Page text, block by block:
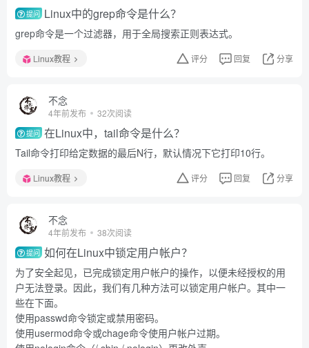
提问 Linux中的grep命令是什么？
grep命令是一个过滤器，用于全局搜索正则表达式。
Linux教程 评分 回复 分享
不念
4年前发布 32次阅读
提问 在Linux中，tail命令是什么？
Tail命令打印给定数据的最后N行，默认情况下它打印10行。
Linux教程 评分 回复 分享
不念
4年前发布 38次阅读
提问 如何在Linux中锁定用户帐户？
为了安全起见，已完成锁定用户帐户的操作，以便未经授权的用
户无法登录。因此，我们有几种方法可以锁定用户帐户。其中一
些在下面。
使用passwd命令锁定或禁用密码。
使用usermod命令或chage命令使用户帐户过期。